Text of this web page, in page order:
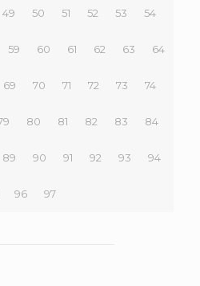
49 50 51 52 53 54
59 60 61 62 63 64
69 70 71 72 73 74
80 81 82 83 84
89 90 91 92 93 94
96 97